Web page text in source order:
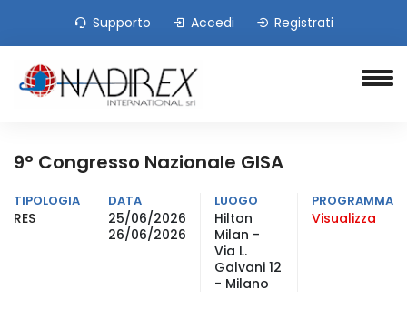
Supporto Accedi Registrati
9° Congresso Nazionale GISA
TIPOLOGIA
RES
DATA
25/06/2026
26/06/2026
LUOGO
Hilton
Milan -
Via L.
Galvani 12
- Milano
PROGRAMMA
Visualizza